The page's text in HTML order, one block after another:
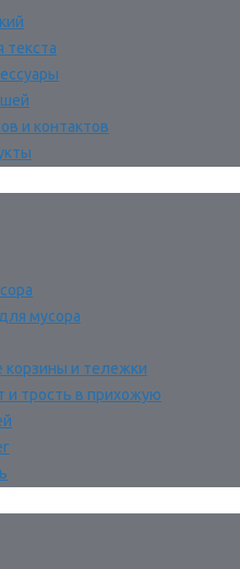
текста
и контактов
мусора
корзины и тележки
и трость в прихожую